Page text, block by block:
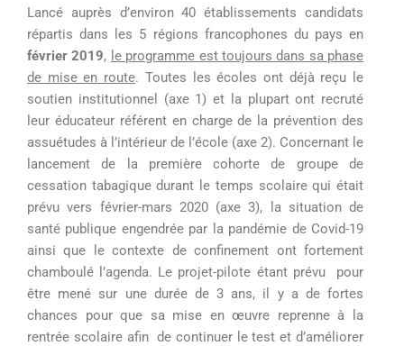
Lancé auprès d’environ 40 établissements candidats
répartis dans les 5 régions francophones du pays en
février 2019, le programme est toujours dans sa phase
de mise en route. Toutes les écoles ont déjà reçu le
soutien institutionnel (axe 1) et la plupart ont recruté
leur éducateur référent en charge de la prévention des
assuétudes à l’intérieur de l’école (axe 2). Concernant le
lancement de la première cohorte de groupe de
cessation tabagique durant le temps scolaire qui était
prévu vers février-mars 2020(axe 3), la situation de
santé publique engendrée par la pandémie de Covid-19
ainsi que le contexte de confinement ont fortement
chamboulé l’agenda. Le projet-pilote étant prévu pour
être mené sur une durée de 3 ans, il y a de fortes
chances pour que sa mise en œuvre reprenne à la
rentrée scolaire afin de continuer le testetd’améliorer